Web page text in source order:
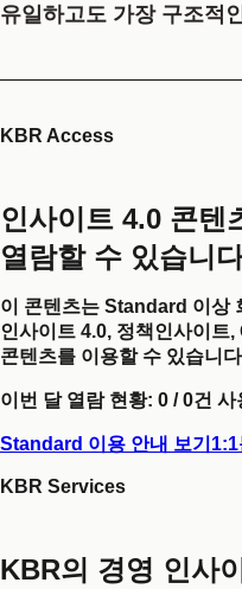
유일하고도 가장 구조적
KBR Access
인사이트 4.0 콘
열람할 수 있습니
이 콘텐츠는 Standard 이상
인사이트 4.0, 정책인사이트
콘텐츠를 이용할 수 있습니
이번 달 열람 현황: 0 /0건 사
Standard 이용 안내 보기 1:1
KBR Services
KBR의 경영 인사